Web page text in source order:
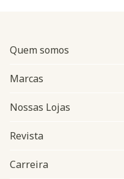
Quem somos
Marcas
Nossas Lojas
Revista
Carreira